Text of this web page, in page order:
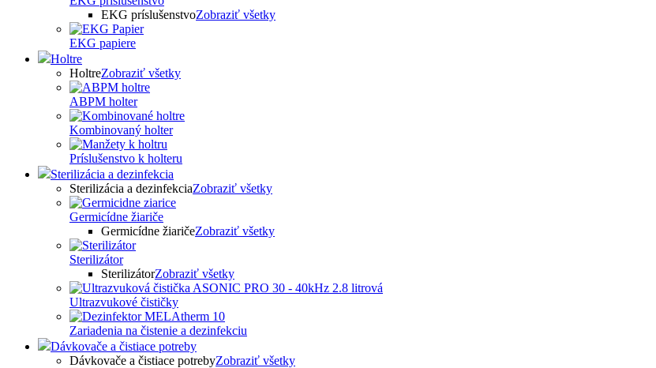
EKG príslušenstvoZobraziť všetky
EKG papiere
Holtre
HoltreZobraziť všetky
ABPM holter
Kombinovaný holter
Príslušenstvo k holteru
Sterilizácia a dezinfekcia
Sterilizácia a dezinfekciaZobraziť všetky
Germicídne žiariče
Germicídne žiaričeZobraziť všetky
Sterilizátor
SterilizátorZobraziť všetky
Ultrazvukové čističky
Zariadenia na čistenie a dezinfekciu
Dávkovače a čistiace potreby
Dávkovače a čistiace potrebyZobraziť všetky